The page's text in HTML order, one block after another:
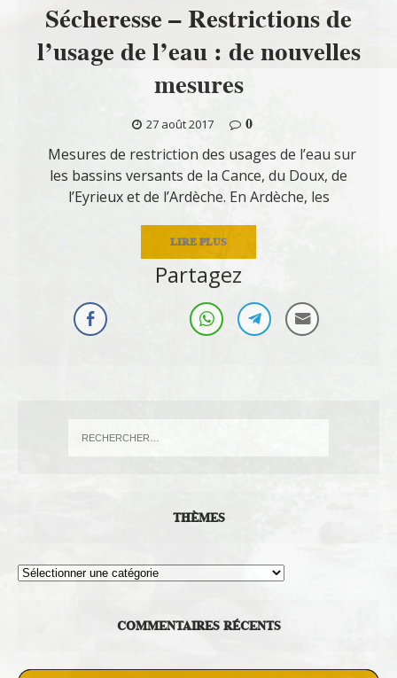
Sécheresse – Restrictions de
l’usage de l’eau : de nouvelles
mesures
27 août 2017
0
Mesures de restriction des usages de l’eau sur
les bassins versants de la Cance, du Doux, de
l’Eyrieux et de l’Ardèche. En Ardèche, les
LIRE PLUS
Partagez
THÈMES
Thèmes
COMMENTAIRES RÉCENTS